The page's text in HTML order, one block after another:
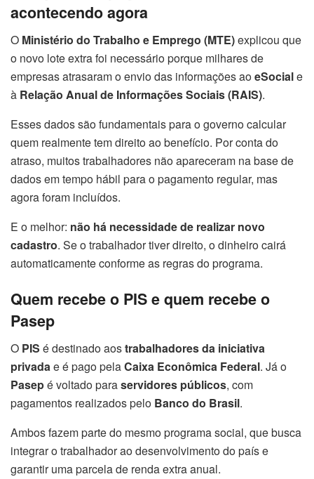
acontecendo agora
O Ministério do Trabalho e Emprego (MTE)explicou que
o novo lote extra foi necessário porque milhares de
empresas atrasaram o envio das informações aoeSociale
à Relação Anual de Informações Sociais (RAIS).
Esses dados são fundamentais para o governo calcular
quem realmente tem direito ao benefício. Por conta do
atraso, muitos trabalhadores não apareceram na base de
dados em tempo hábil para o pagamento regular, mas
agora foram incluídos.
E o melhor: não há necessidade de realizar novo
cadastro. Se o trabalhador tiver direito, o dinheiro cairá
automaticamente conforme as regras do programa.
Quem recebe o PIS e quem recebe o
Pasep
O PIS é destinado aostrabalhadores da iniciativa
privadae é pago pelaCaixa Econômica Federal. Já o
Pasepé voltado paraservidores públicos, com
pagamentos realizados pelo Banco do Brasil.
Ambos fazem parte do mesmo programa social, que busca
integrar o trabalhador ao desenvolvimento do país e
garantir uma parcela de renda extra anual.